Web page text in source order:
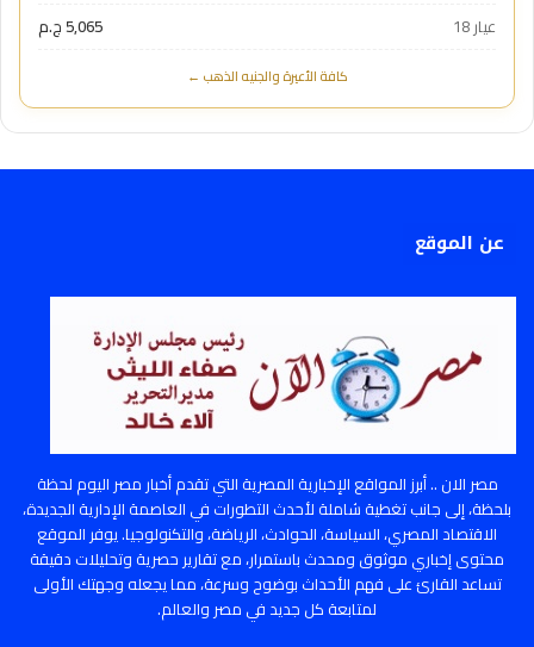
عيار 18
5,065 ج.م
كافة الأعيرة والجنيه الذهب ←
عن الموقع
مصر الان .. أبرز المواقع الإخبارية المصرية التي تقدم أخبار مصر اليوم لحظة
بلحظة، إلى جانب تغطية شاملة لأحدث التطورات في العاصمة الإدارية الجديدة،
الاقتصاد المصري، السياسة، الحوادث، الرياضة، والتكنولوجيا. يوفر الموقع
محتوى إخباري موثوق ومحدث باستمرار، مع تقارير حصرية وتحليلات دقيقة
تساعد القارئ على فهم الأحداث بوضوح وسرعة، مما يجعله وجهتك الأولى
لمتابعة كل جديد في مصر والعالم.